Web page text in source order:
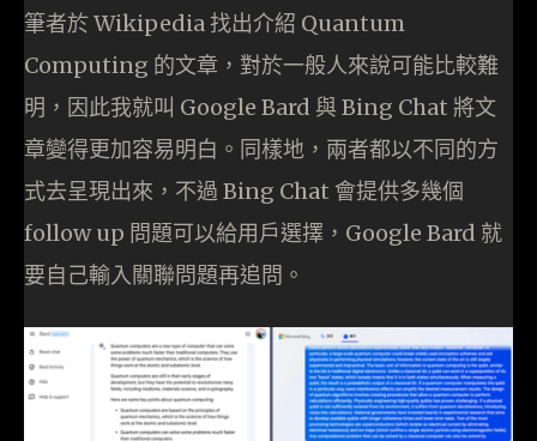
筆者於 Wikipedia 找出介紹 Quantum
Computing 的文章，對於一般人來說可能比較難
明，因此我就叫 Google Bard 與 Bing Chat 將文
章變得更加容易明白。同樣地，兩者都以不同的方
式去呈現出來，不過 Bing Chat 會提供多幾個
follow up 問題可以給用戶選擇，Google Bard 就
要自己輸入關聯問題再追問。